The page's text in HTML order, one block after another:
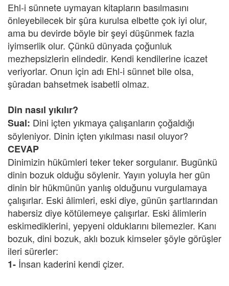
Ehl-i sünnete uymayan kitapların basılmasını
önleyebilecek bir şûra kurulsa elbette çok iyi olur,
ama bu devirde böyle bir şeyi düşünmek fazla
iyimserlik olur. Çünkü dünyada çoğunluk
mezhepsizlerin elindedir. Kendi kendilerine icazet
veriyorlar. Onun için adı Ehl-i sünnet bile olsa,
şûradan bahsetmek isabetli olmaz.
Din nasıl yıkılır?
Sual: Dini içten yıkmaya çalışanların çoğaldığı
söyleniyor. Dinin içten yıkılması nasıl oluyor?
CEVAP
Dinimizin hükümleri teker teker sorgulanır. Bugünkü
dinin bozuk olduğu söylenir. Yayın yoluyla her gün
dinin bir hükmünün yanlış olduğunu vurgulamaya
çalışırlar. Eski âlimleri, eski diye, günün şartlarından
habersiz diye kötülemeye çalışırlar. Eski âlimlerin
eskimediklerini, yepyeni olduklarını bilemezler. Kanı
bozuk, dini bozuk, aklı bozuk kimseler şöyle görüşler
ileri sürerler:
1- İnsan kaderini kendi çizer.